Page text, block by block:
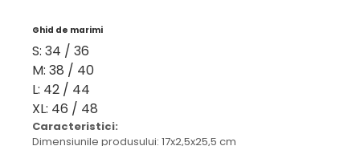
Ghid de marimi
S: 34 / 36
M: 38 / 40
L: 42 / 44
XL: 46 / 48
Caracteristici:
Dimensiunile produsului: 17x2,5x25,5 cm